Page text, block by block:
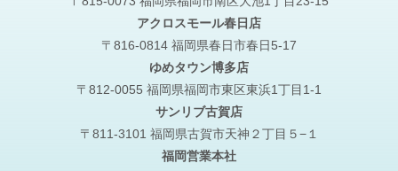
アクロスモール春日店
〒816-0814 福岡県春日市春日5-17
ゆめタウン博多店
〒812-0055 福岡県福岡市東区東浜1丁目1-1
サンリブ古賀店
〒811-3101 福岡県古賀市天神２丁目５−１
福岡営業本社